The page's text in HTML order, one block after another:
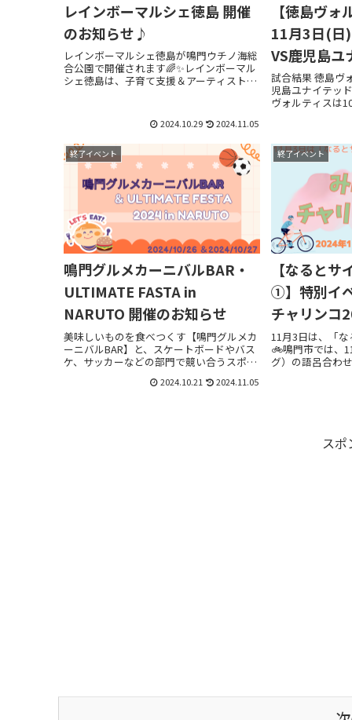
レインボーマルシェ徳島 開催
のお知らせ♪
レインボーマルシェ徳島が鳴門ウチノ海総
合公園で開催されます🌈✨レインボーマル
シェ徳島は、子育て支援＆アーティスト応
共有できる場所作りを目指しています😊県
2024.10.29 2024.11.05
【徳島ヴ
11月3日(日)
VS鹿児島ユ
試合結果 徳島
児島ユナイテッ
ヴォルティスは
ヴォルティスの
ーグ】通算成績
終了イベント
鳴門グルメカーニバルBAR・
ULTIMATE FASTA in
NARUTO 開催のお知らせ
美味しいものを食べつくす【鳴門グルメカ
ーニバルBAR】と、スケートボードやバス
ケ、サッカーなどの部門で競い合うスポー
NARUTO（アルティメット ファスタ）】が
2024.10.21 2024.11.05
終了イベント
【なると
①】特別イ
チャリンコ
11月3日は、「な
🚲鳴門市では、
グ）の語呂合わ
います。みんな
スポ